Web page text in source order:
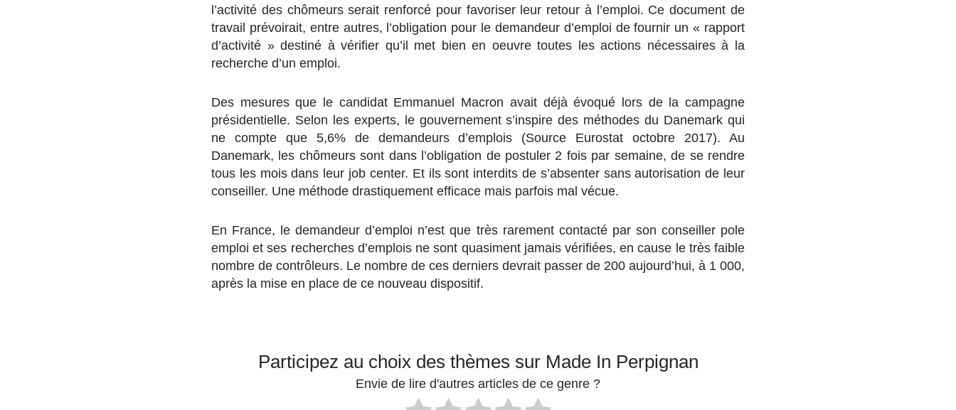
l’activité des chômeurs serait renforcé pour favoriser leur retour à l’emploi. Ce document de
travail prévoirait, entre autres, l’obligation pour le demandeur d’emploi de fournir un « rapport
d’activité » destiné à vérifier qu’il met bien en oeuvre toutes les actions nécessaires à la
recherche d’un emploi.
Des mesures que le candidat Emmanuel Macron avait déjà évoqué lors de la campagne
présidentielle. Selon les experts, le gouvernement s’inspire des méthodes du Danemark qui
ne compte que 5,6% de demandeurs d’emplois (Source Eurostat octobre 2017). Au
Danemark, les chômeurs sont dans l’obligation de postuler 2 fois par semaine, de se rendre
tous les mois dans leur job center. Et ils sont interdits de s’absenter sans autorisation de leur
conseiller. Une méthode drastiquement efficace mais parfois mal vécue.
En France, le demandeur d’emploi n’est que très rarement contacté par son conseiller pole
emploi et ses recherches d’emplois ne sont quasiment jamais vérifiées, en cause le très faible
nombre de contrôleurs. Le nombre de ces derniers devrait passer de 200 aujourd’hui, à 1 000,
après la mise en place de ce nouveau dispositif.
Participez au choix des thèmes sur Made In Perpignan
Envie de lire d'autres articles de ce genre ?